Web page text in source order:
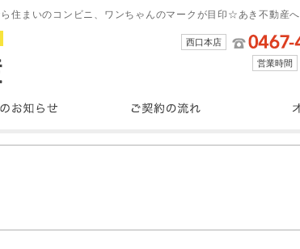
住まいのコンビニ、ワンちゃんのマークが目印☆あき不動産へ
西口本店
営業時間